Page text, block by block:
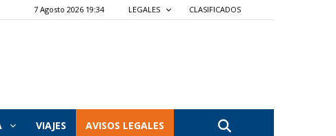
7 Agosto 2026 19:34 LEGALES CLASIFICADOS
VIAJES AVISOS LEGALES